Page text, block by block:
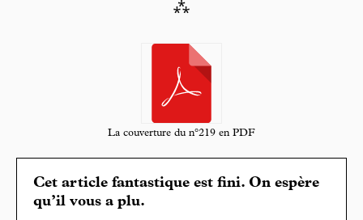
⁂
La couverture du n°219 en PDF
Cet article fantastique est fini. On espère
qu’il vous a plu.